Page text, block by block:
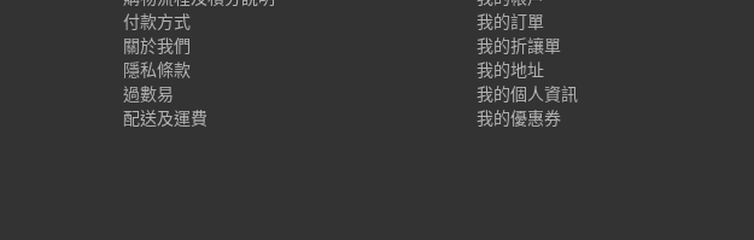
付款方式
關於我們
隱私條款
過數易
配送及運費
我的訂單
我的折讓單
我的地址
我的個人資訊
我的優惠券